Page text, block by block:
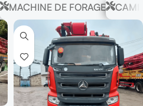
MACHINE DE FORAGE